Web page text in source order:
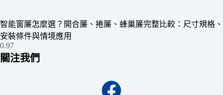
智能窗簾怎麼選？開合簾、捲簾、蜂巢簾完整比較：尺寸規格、
安裝條件與情境應用
關注我們